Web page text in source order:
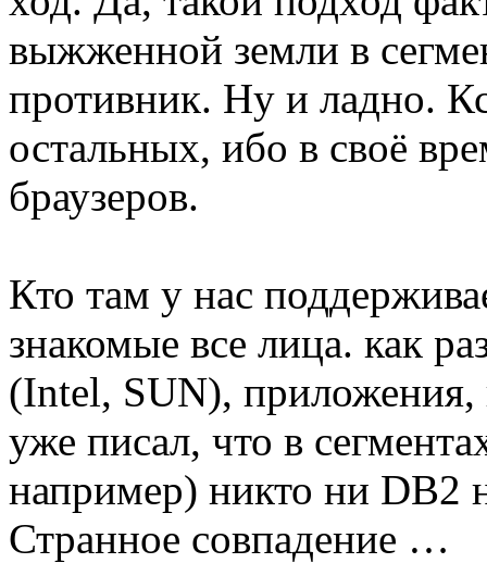
выжженной земли в
противник. Ну и ладно.
остальных, ибо в своё
браузеров.
Кто там у нас
знакомые все лица. как
(Intel, SUN),
уже писал, что в
например) никто ни DB2
Странное совпадение …